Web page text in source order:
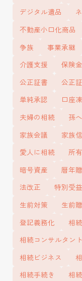
デジタル遺品
不動産小口化商品
争族
事業承継
介護支援
保険金
公正証書
公正
単純承認
口座
夫婦の相続
孫
家族会議
家族
愛人に相続
所
暗号資産
暦年
法改正
特別受益
生前対策
生前
登記義務化
相続
相続コンサルタント
相続ビジネス
相続手続き
相